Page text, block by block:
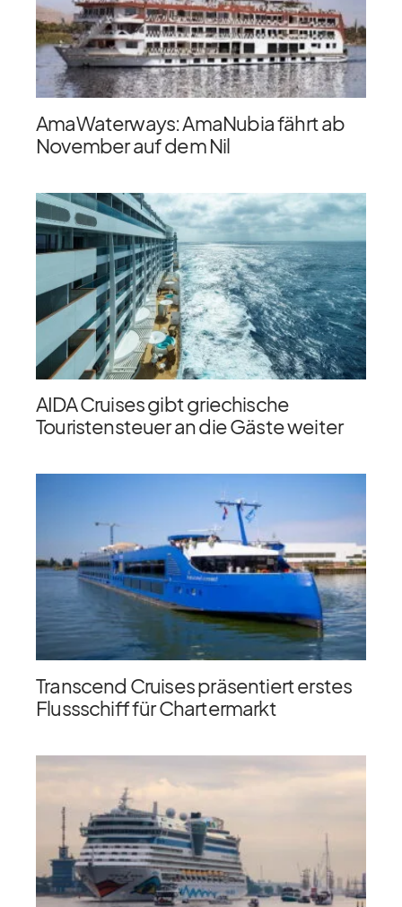
AmaWaterways: AmaNubia fährt ab
November auf dem Nil
AIDA Cruises gibt griechische
Touristensteuer an die Gäste weiter
Transcend Cruises präsentiert erstes
Flussschiff für Chartermarkt